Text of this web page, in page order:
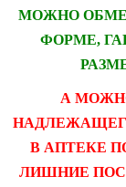
МОЖНО
ФОРМЕ,
А
В АПТЕКЕ
ЛИШНИЕ